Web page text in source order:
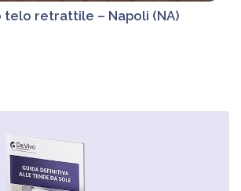
telo retrattile – Napoli (NA)